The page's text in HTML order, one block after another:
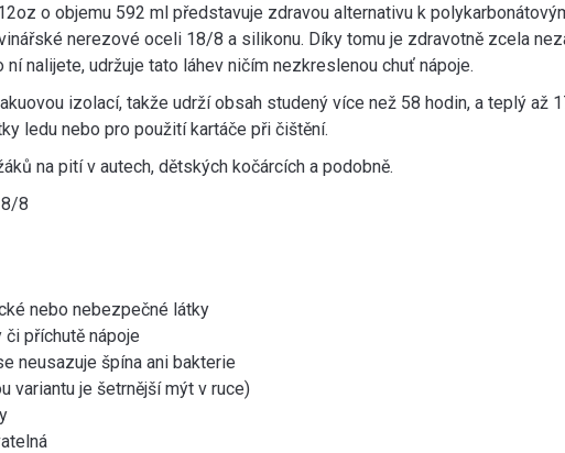
o objemu 592 ml představuje zdravou alternativu k
nerezové oceli 18/8 a silikonu. Díky tomu je zdravotně zcela
nalijete, udržuje tato láhev ničím nezkreslenou chuť nápoje.
izolací, takže udrží obsah studený více než 58 hodin, a teplý až
ledu nebo pro použití kartáče při čištění.
na pití v autech, dětských kočárcích a podobně.
8
nebo nebezpečné látky
příchutě nápoje
neusazuje špína ani bakterie
variantu je šetrnější mýt v ruce)